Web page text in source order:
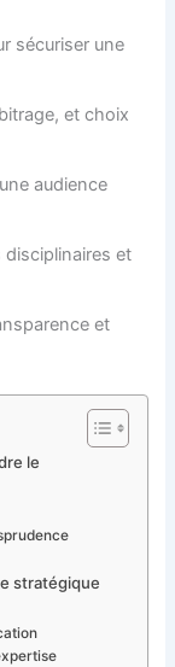
sécuriser une
et choix
audience
et
et
le
stratégique